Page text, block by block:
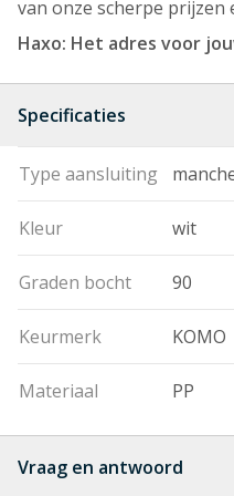
van onze scherpe prijzen
Haxo: Het adres voor
Specificaties
Type aansluiting
Kleur wit
Graden bocht 90
Keurmerk KOMO
Materiaal PP
Vraag en antwoord